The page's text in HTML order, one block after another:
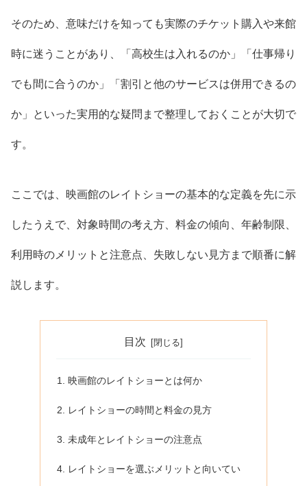
そのため、意味だけを知っても実際のチケット購入や来館
時に迷うことがあり、「高校生は入れるのか」「仕事帰り
でも間に合うのか」「割引と他のサービスは併用できるの
か」といった実用的な疑問まで整理しておくことが大切で
す。
ここでは、映画館のレイトショーの基本的な定義を先に示
したうえで、対象時間の考え方、料金の傾向、年齢制限、
利用時のメリットと注意点、失敗しない見方まで順番に解
説します。
目次
映画館のレイトショーとは何か
レイトショーの時間と料金の見方
未成年とレイトショーの注意点
レイトショーを選ぶメリットと向いてい